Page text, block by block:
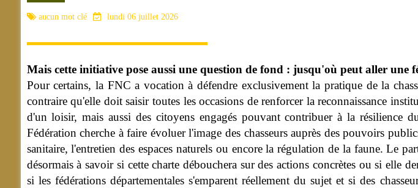
aucun mot clé lundi 06 juillet 2026
Mais cette initiative pose aussi une question de fond : jusqu'où peut aller une
Pour certains, la FNC a vocation à défendre exclusivement la pratique de la
contraire qu'elle doit saisir toutes les occasions de renforcer la reconnaissance
d'un loisir, mais aussi des citoyens engagés pouvant contribuer à la résilience
Fédération cherche à faire évoluer l'image des chasseurs auprès des pouvoirs
sanitaire, l'entretien des espaces naturels ou encore la régulation de la faune. Le
désormais à savoir si cette charte débouchera sur des actions concrètes ou si elle
si les fédérations départementales s'emparent réellement du sujet et si des